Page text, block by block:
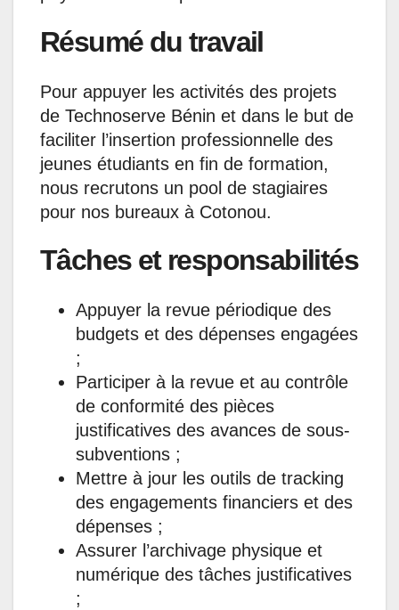
Résumé du travail
Pour appuyer les activités des projets
de Technoserve Bénin et dans le but de
faciliter l’insertion professionnelle des
jeunes étudiants en fin de formation,
nous recrutons un pool de stagiaires
pour nos bureaux à Cotonou.
Tâches et responsabilités
Appuyer la revue périodique des
budgets et des dépenses engagées
;
Participer à la revue et au contrôle
de conformité des pièces
justificatives des avances de sous-
subventions ;
Mettre à jour les outils de tracking
des engagements financiers et des
dépenses ;
Assurer l’archivage physique et
numérique des tâches justificatives
;